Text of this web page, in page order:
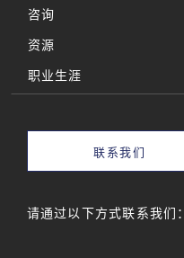
咨询
资源
职业生涯
联系我们
请通过以下方式联系我们：